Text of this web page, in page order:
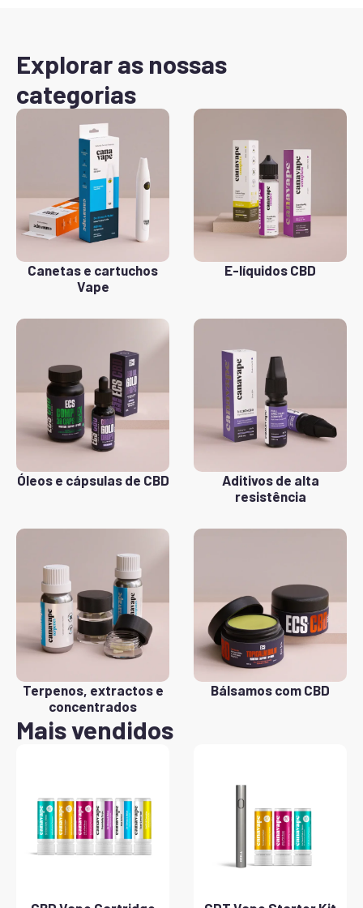
Explorar as nossas
categorias
Canetas e cartuchos
Vape
E-líquidos CBD
Óleos e cápsulas de CBD
Aditivos de alta
resistência
Terpenos, extractos e
concentrados
Bálsamos com CBD
Mais vendidos